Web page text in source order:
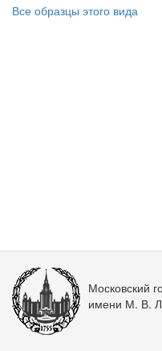
Все образцы этого вида
Московский
имени М. В.